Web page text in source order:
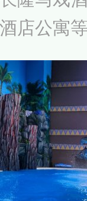
店公寓
游购物
长隆海
动物、
园区，
璃鲸鲨